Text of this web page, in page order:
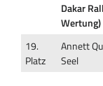
Dakar
Wertung)
19.
Platz
Annett
Seel